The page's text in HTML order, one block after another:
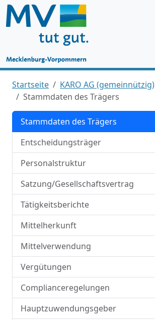
Startseite
KARO AG (gemeinnützig)
Stammdaten des Trägers
Stammdaten des Trägers
Entscheidungsträger
Personalstruktur
Satzung/Gesellschaftsvertrag
Tätigkeitsberichte
Mittelherkunft
Mittelverwendung
Vergütungen
Complianceregelungen
Hauptzuwendungsgeber